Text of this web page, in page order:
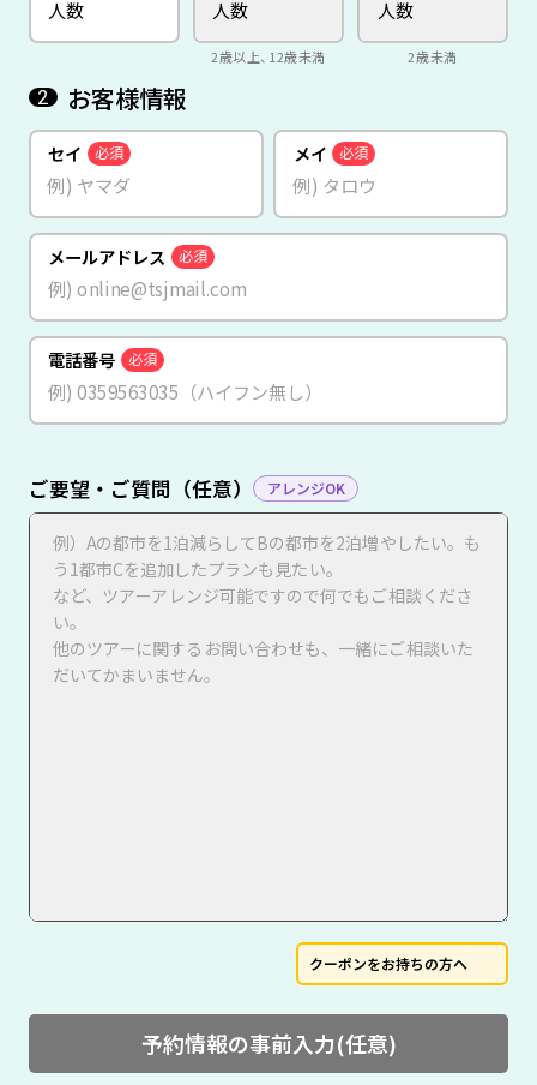
2歳以上、12歳未満 2歳未満
2 お客様情報
セイ 必須 メイ 必須
メールアドレス 必須
電話番号 必須
ご要望・ご質問（任意） アレンジOK
クーポンをお持ちの方へ
予約情報の事前入力(任意)